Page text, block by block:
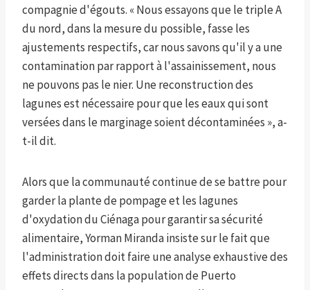
compagnie d'égouts. « Nous essayons que le triple A
du nord, dans la mesure du possible, fasse les
ajustements respectifs, car nous savons qu'il y a une
contamination par rapport à l'assainissement, nous
ne pouvons pas le nier. Une reconstruction des
lagunes est nécessaire pour que les eaux qui sont
versées dans le marginage soient décontaminées », a-
t-il dit.
Alors que la communauté continue de se battre pour
garder la plante de pompage et les lagunes
d'oxydation du Ciénaga pour garantir sa sécurité
alimentaire, Yorman Miranda insiste sur le fait que
l'administration doit faire une analyse exhaustive des
effets directs dans la population de Puerto